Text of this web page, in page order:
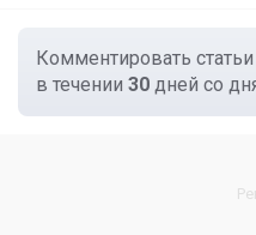
Комментировать
в течении 30 дней со